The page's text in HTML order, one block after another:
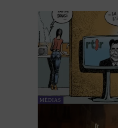
MÉDIAS